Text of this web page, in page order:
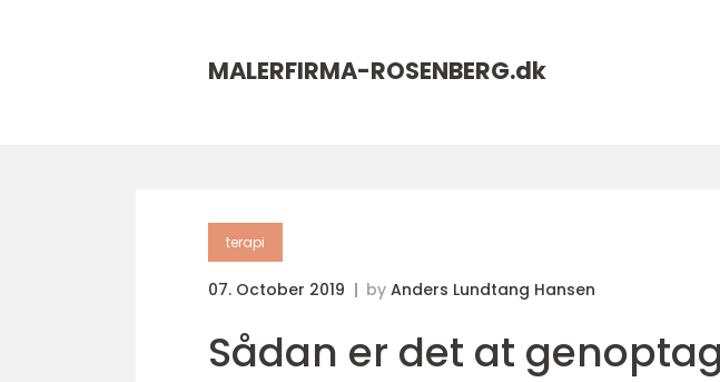
MALERFIRMA-ROSENBERG.dk
terapi
07. October 2019 by Anders Lundtang Hansen
Sådan er det at